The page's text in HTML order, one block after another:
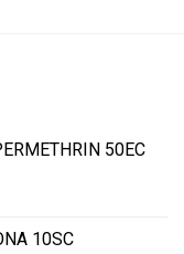
50EC
10SC